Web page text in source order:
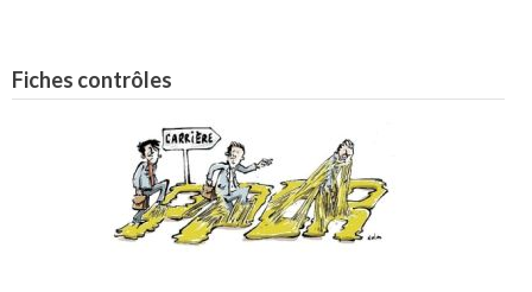
Fiches contrôles